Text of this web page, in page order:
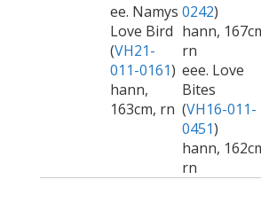
ee. Namys
Love Bird
(VH21-
011-0161)
hann,
163cm, rn
0242)
hann,
rn
eee. Love
Bites
(VH16-011-
0451)
hann,
rn